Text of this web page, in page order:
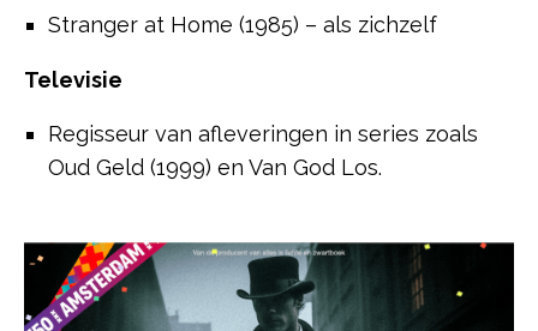
Stranger at Home (1985) – als zichzelf
Televisie
Regisseur van afleveringen in series zoals
Oud Geld (1999) en Van God Los.